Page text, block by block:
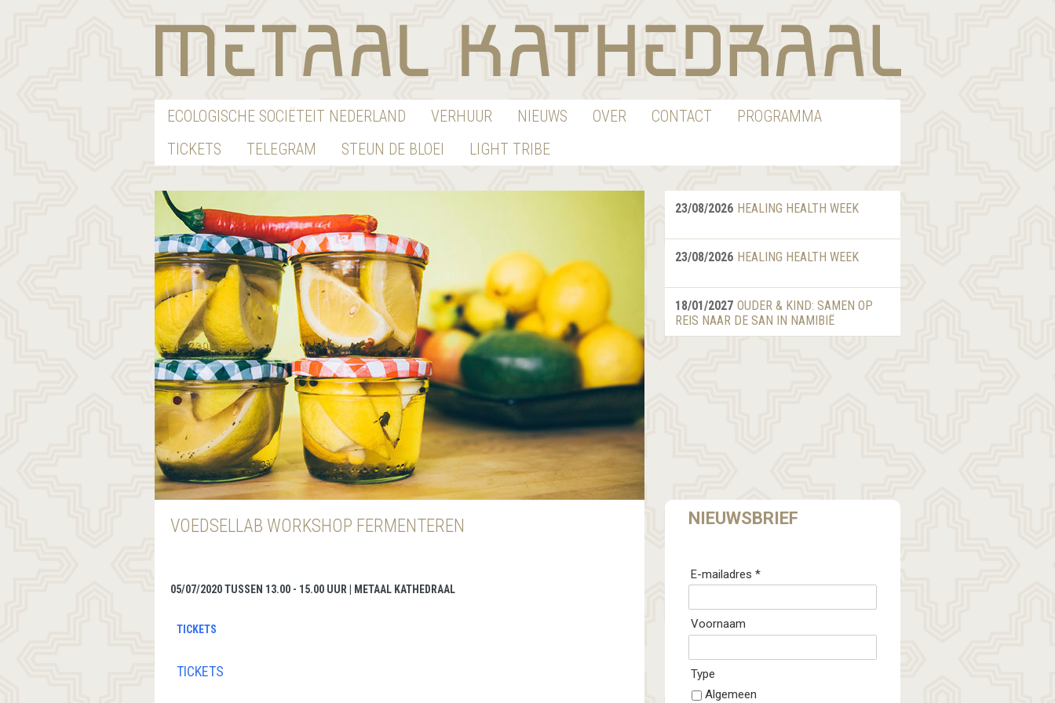
ECOLOGISCHE SOCIËTEIT NEDERLAND VERHUUR NIEUWS OVER CONTACT
PROGRAMMA
TICKETS
TELEGRAM STEUN DE BLOEI LIGHT TRIBE
VOEDSELLAB WORKSHOP FERMENTEREN
05/07/2020 TUSSEN 13.00 - 15.00 UUR | METAAL KATHEDRAAL
TICKETS
TICKETS
23/08/2026 HEALING HEALTH WEEK
23/08/2026 HEALING HEALTH WEEK
18/01/2027 OUDER & KIND: SAMEN OP
REIS NAAR DE SAN IN NAMIBIË
NIEUWSBRIEF
E-mailadres *
Voornaam
Type
Algemeen